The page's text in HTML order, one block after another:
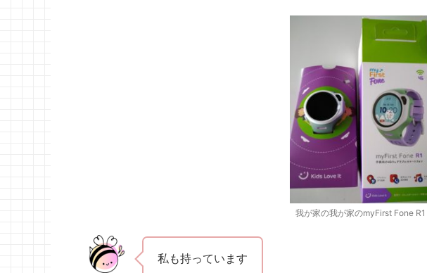
我が家の我が家のmyFirst Fone R1
私も持っています